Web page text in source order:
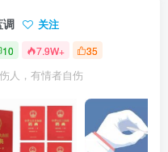
调 关注
10 7.9W+ 35
人，有情者自伤